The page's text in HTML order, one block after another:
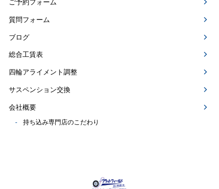
ご予約フォーム
質問フォーム
ブログ
総合工賃表
四輪アライメント調整
サスペンション交換
会社概要
持ち込み専門店のこだわり